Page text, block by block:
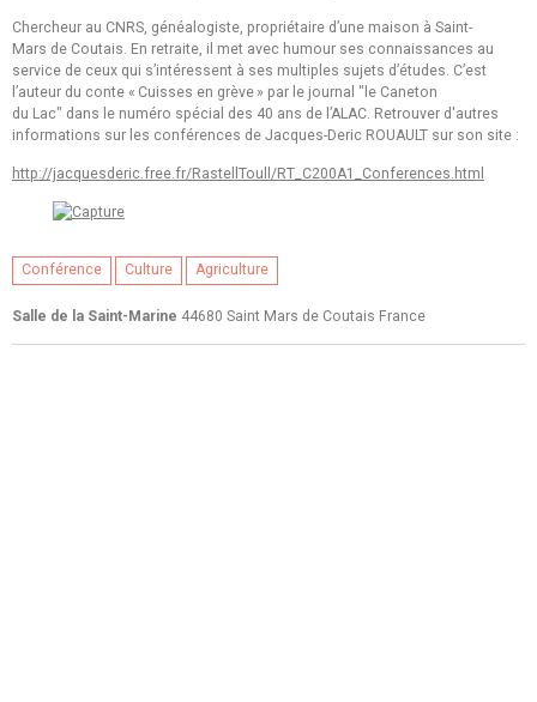
Chercheur au CNRS, généalogiste, propriétaire d’une maison à Saint-
Mars de Coutais. En retraite, il met avec humour ses connaissances au
service de ceux qui s’intéressent à ses multiples sujets d’études. C’est
l’auteur du conte « Cuisses en grève » par le journal "le Caneton
du Lac" dans le numéro spécial des 40 ans de l’ALAC. Retrouver d'autres
informations sur les conférences de Jacques-Deric ROUAULT sur son site :
http://jacquesderic.free.fr/RastellToull/RT_C200A1_ Conferences.html
Conférence Culture Agriculture
Salle de la Saint-Marine 44680 Saint Mars de Coutais France